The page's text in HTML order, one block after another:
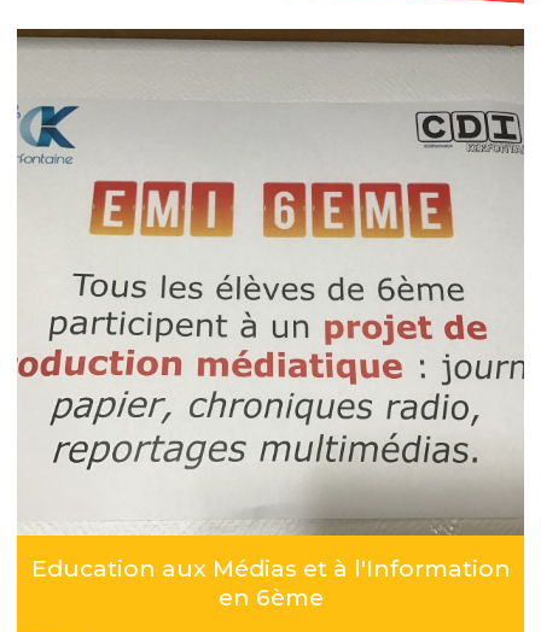
Education aux Médias et à l'Information
en 6ème